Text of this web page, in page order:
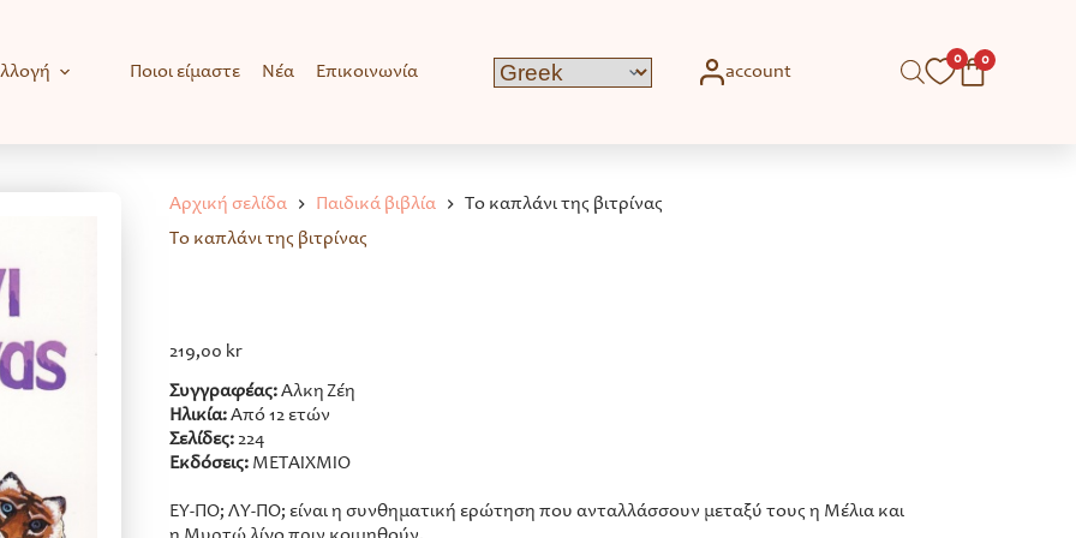
Ποιοι είμαστε Νέα Επικοινωνία account
0 0
Αρχική σελίδα Παιδικά βιβλία
Το καπλάνι της βιτρίνας
Το καπλάνι της βιτρίνας
219,00 kr
Συγγραφέας:Άλκη Ζέη
Ηλικία:Από 12 ετών
Σελίδες:224
Εκδόσεις: ΜΕΤΑΙΧΜΙΟ
ΕΥ-ΠΟ; ΛΥ-ΠΟ; είναι η συνθηματική ερώτηση που ανταλλάσσουν μεταξύ τους η Μέλια και